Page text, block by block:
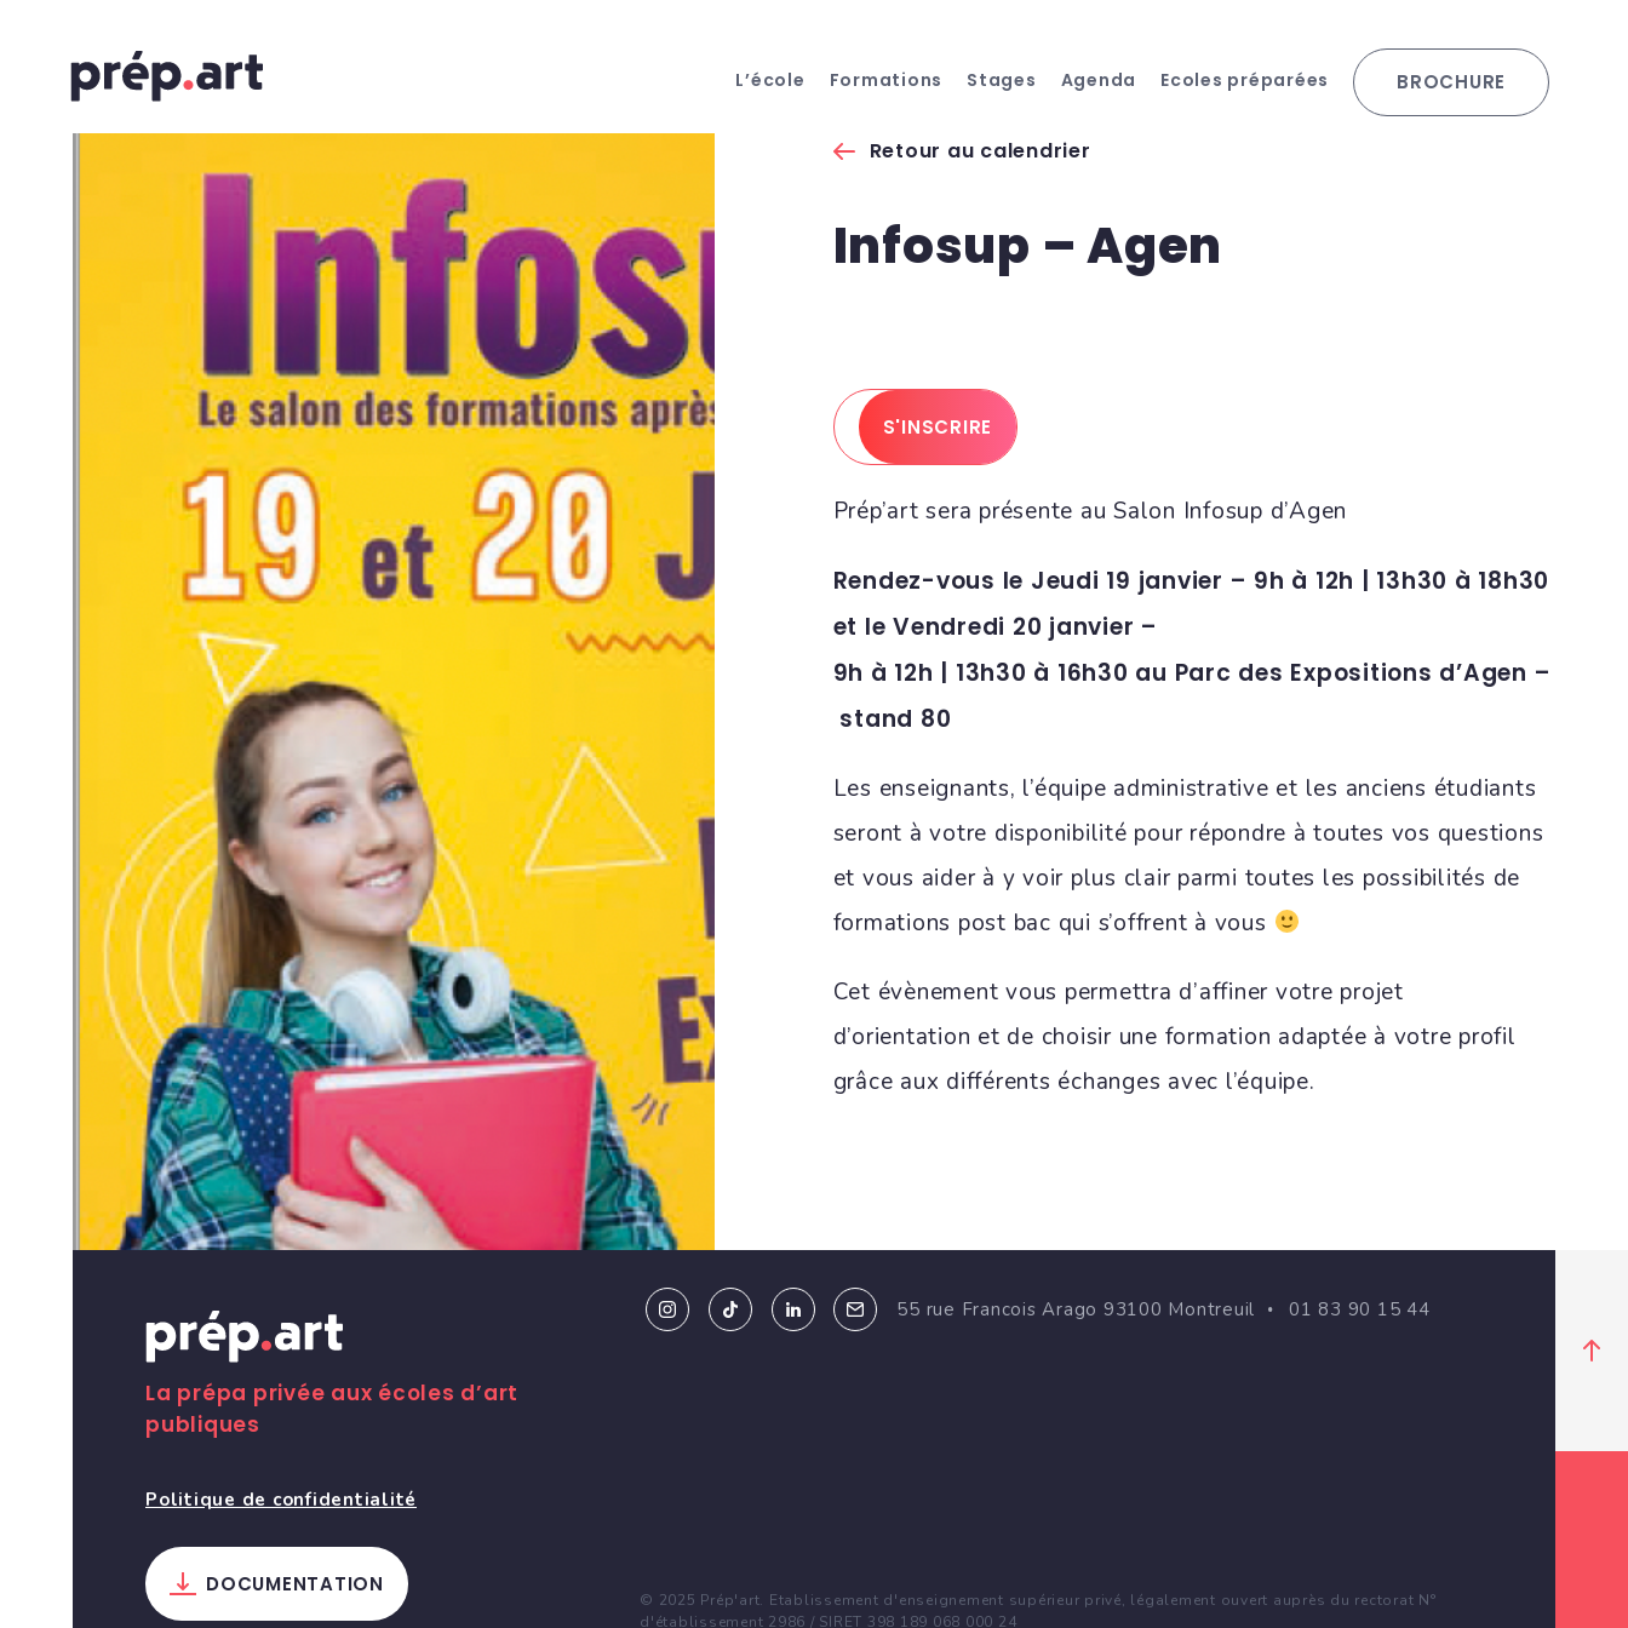
L’école Formations Stages Agenda Ecoles préparées BROCHURE
19-20
09:00 - 18:00
Retour au calendrier
Infosup – Agen
S'INSCRIRE
Prép’art sera présente au Salon Infosup d’Agen
Rendez-vous le Jeudi 19 janvier – 9h à 12h | 13h30 à 18h30
et le Vendredi 20 janvier –
9h à 12h | 13h30 à 16h30 au Parc des Expositions d’Agen –
stand 80
Les enseignants, l’équipe administrative et les anciens étudiants
seront à votre disponibilité pour répondre à toutes vos questions
et vous aider à y voir plus clair parmi toutes les possibilités de
formations post bac qui s’offrent à vous
Cet évènement vous permettra d’affiner votre projet
d’orientation et de choisir une formation adaptée à votre profil
grâce aux différents échanges avec l’équipe.
La prépa privée aux écoles d’art
publiques
Politique de confidentialité
DOCUMENTATION
55 rue Francois Arago 93100 Montreuil 01 83 90 15 44
© 2025 Prép'art. Etablissement d'enseignement supérieur privé, légalement ouvert auprès du rectorat N°
d'établissement 2986 / SIRET 398 189 068 000 24